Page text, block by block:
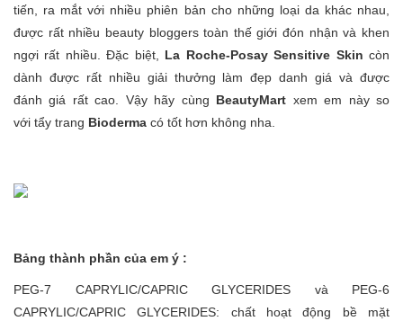
tiến, ra mắt với nhiều phiên bản cho những loại da khác nhau,
được rất nhiều beauty bloggers toàn thế giới đón nhận và khen
ngợi rất nhiều. Đặc biệt, La Roche-Posay Sensitive Skin còn
dành được rất nhiều giải thưởng làm đẹp danh giá và được
đánh giá rất cao. Vậy hãy cùng BeautyMart xem em này so
với tẩy trang Bioderma có tốt hơn không nha.
Bảng thành phần của em ý :
PEG-7 CAPRYLIC/CAPRIC GLYCERIDES và PEG-6
CAPRYLIC/CAPRIC GLYCERIDES: chất hoạt động bề mặt